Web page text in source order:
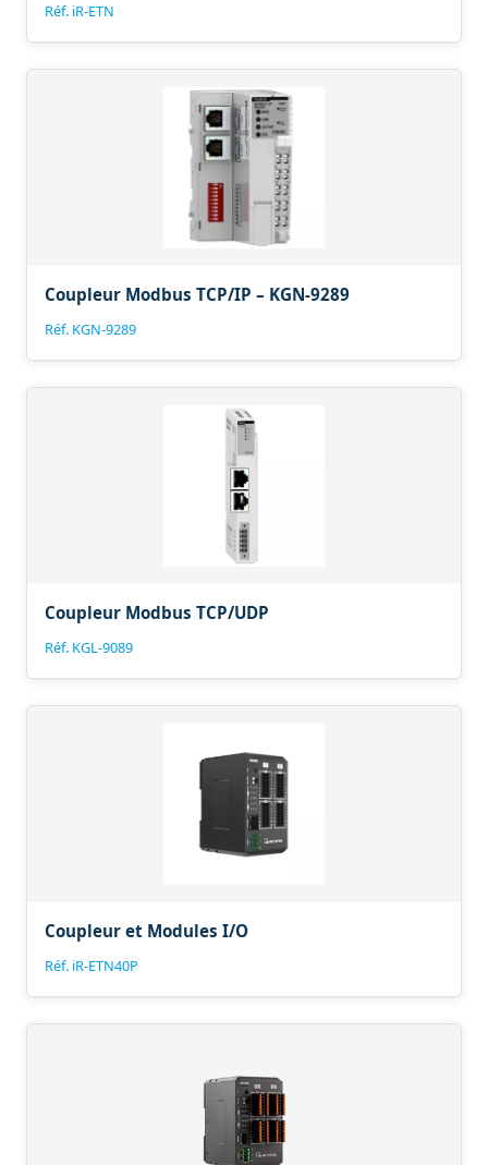
Réf. iR-ETN
Coupleur Modbus TCP/IP – KGN-9289
Réf. KGN-9289
Coupleur Modbus TCP/UDP
Réf. KGL-9089
Coupleur et Modules I/O
Réf. iR-ETN40P